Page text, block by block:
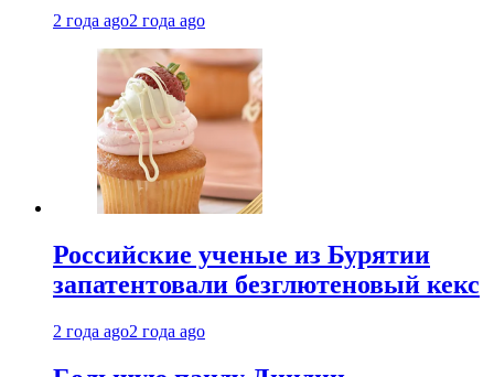
2 года ago2 года ago
Российские ученые из Бурятии
запатентовали безглютеновый кекс
2 года ago2 года ago